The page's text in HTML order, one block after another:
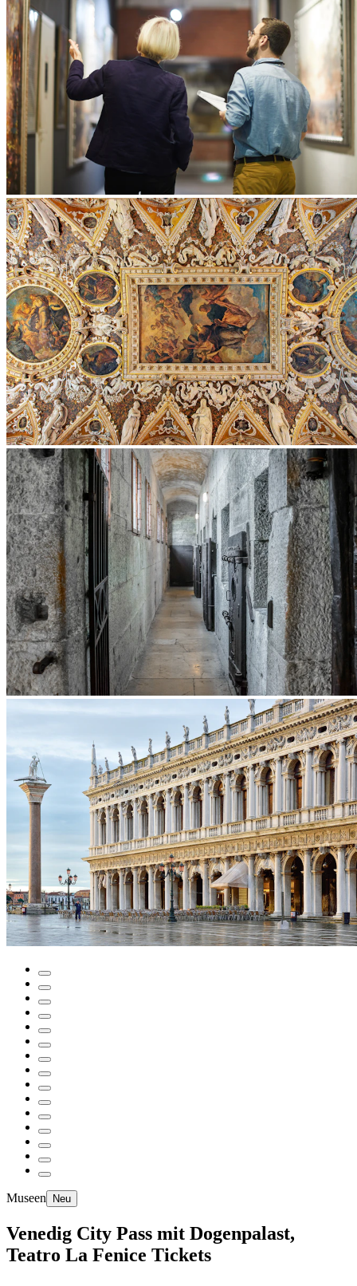
Museen Neu
Venedig City Pass mit Dogenpalast,
Teatro La Fenice Tickets